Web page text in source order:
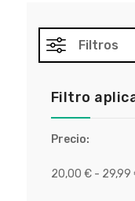
Filtros
Filtro
Precio
20,00 € - 29,99